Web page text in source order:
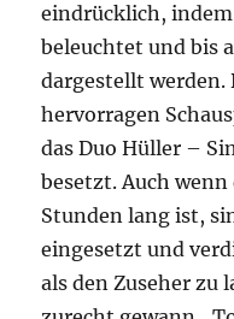
eindrücklich,
beleuchtet und bis
dargestellt
hervorragen
das Duo Hüller –
besetzt. Auch
Stunden lang ist,
eingesetzt und
als den Zuseher zu